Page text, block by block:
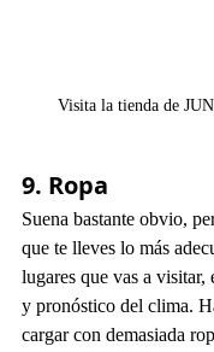
Visita la tienda de
9. Ropa
Suena bastante obvio,
que te lleves lo más
lugares que vas a
y pronóstico del clima.
cargar con demasiada